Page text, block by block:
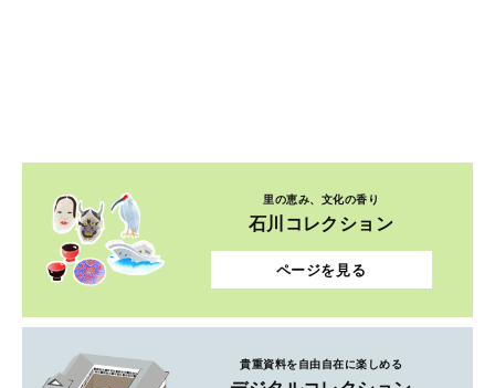
貴重資料を自由自在に楽しめる
デジタルコレクション
ページを見る
ルーツを紐解き、郷土を知ろう